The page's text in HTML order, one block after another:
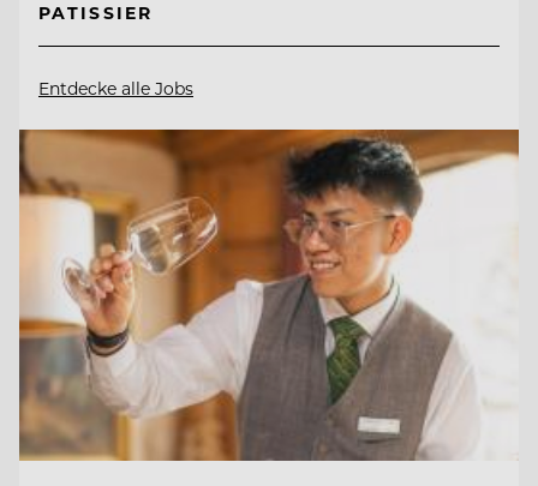
PATISSIER
Entdecke alle Jobs